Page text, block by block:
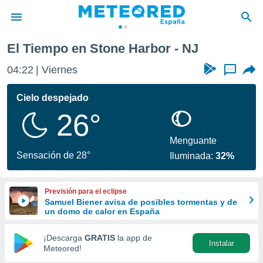
de
por
se
calidad.
a este
las
y
forma
digital
basada
El Tiempo en Stone Harbor - NJ
04:22 Viernes ...
Cielo despejado
26°
Sensación de 28°
Menguante
Iluminada:32%
Previsión para el eclipse
Samuel Biener avisa de posibles tormentas y de
un domo de calor en España
¡Descarga GRATIS la app de
Meteored!
Instalar